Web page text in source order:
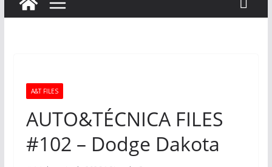
A&T FILES
AUTO&TÉCNICA FILES
#102 – Dodge Dakota